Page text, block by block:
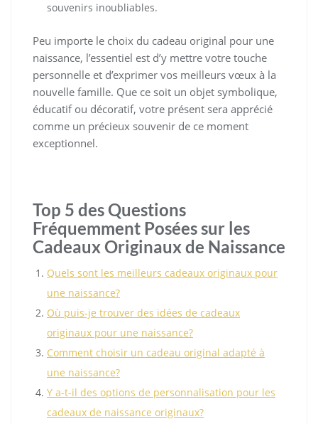
souvenirs inoubliables.
Peu importe le choix du cadeau original pour une
naissance, l’essentiel est d’y mettre votre touche
personnelle et d’exprimer vos meilleurs vœux à la
nouvelle famille. Que ce soit un objet symbolique,
éducatif ou décoratif, votre présent sera apprécié
comme un précieux souvenir de ce moment
exceptionnel.
Top 5 des Questions
Fréquemment Posées sur les
Cadeaux Originaux de Naissance
Quels sont les meilleurs cadeaux originaux pour
une naissance?
Où puis-je trouver des idées de cadeaux
originaux pour une naissance?
Comment choisir un cadeau original adapté à
une naissance?
Y a-t-il des options de personnalisation pour les
cadeaux de naissance originaux?